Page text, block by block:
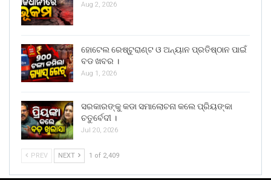
Aug 2, 2026
ହୋଟେଲ ରେଷ୍ଟୁରାଣ୍ଟ ଓ ଅନ୍ୟାନ ପ୍ରତିଷ୍ଠାନ ପାଇଁ
ବଡ ଖବର ।
Aug 1, 2026
ସରକାରଙ୍କୁ କଡା ସମାଲୋଚନା କଲେ ପ୍ରିୟଙ୍କା
ଚତୁର୍ବେଦୀ ।
Jul 20, 2026
PREV NEXT 1 of 2,409